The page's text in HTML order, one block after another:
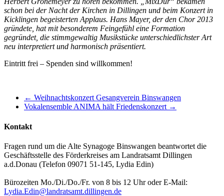
schon bei der Nacht der Kirchen in Dillingen und beim Konzert in
Kicklingen begeisterten Applaus. Hans Mayer, der den Chor 2013
gründete, hat mit besonderem Feingefühl eine Formation
gegründet, die stimmgewaltig Musikstücke unterschiedlichster Art
neu interpretiert und harmonisch präsentiert.
Eintritt frei – Spenden sind willkommen!
← Weihnachtskonzert Gesangverein Binswangen
Vokalensemble ANIMA hält Friedenskonzert →
Kontakt
Fragen rund um die Alte Synagoge Binswangen beantwortet die
Geschäftsstelle des Förderkreises am Landratsamt Dillingen
a.d.Donau (Telefon 09071 51-145, Lydia Edin)
Bürozeiten Mo./Di./Do./Fr. von 8 bis 12 Uhr oder E-Mail:
Lydia.Edin@landratsamt.dillingen.de